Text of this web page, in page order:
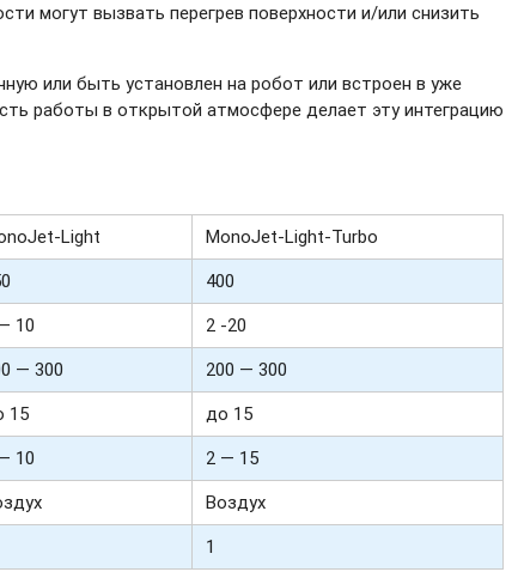
могут вызвать перегрев поверхности и/или снизить
или быть установлен на робот или встроен в уже
работы в открытой атмосфере делает эту интеграцию
Light
MonoJet-Light-Turbo
400
10
2 -20
— 300
200 — 300
15
до 15
10
2 — 15
Воздух
1